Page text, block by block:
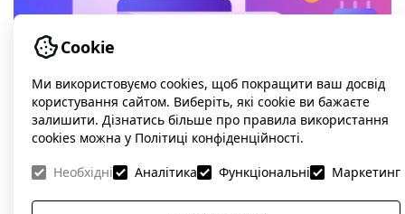
Чи покарає Google за використання згенерованих
текстів?
Cookie
Ми використовуємо cookies, щоб покращити ваш досвід
користування сайтом. Виберіть, які cookie ви бажаєте
залишити. Дізнатись більше про правила використання
cookies можна у Політиці конфіденційності.
Необхідні
Аналітика Функціональні Маркетинг